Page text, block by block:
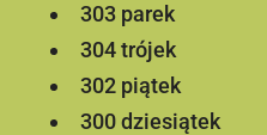
303 parek
304 trójek
302 piątek
300 dziesiątek